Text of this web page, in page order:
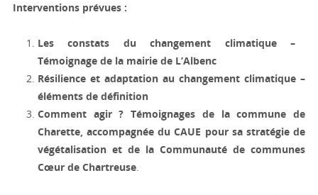
Interventions prévues :
Les constats du changement climatique –
Témoignage de la mairie de L’Albenc
Résilience et adaptation au changement climatique –
éléments de définition
Comment agir ? Témoignages de la commune de
Charette, accompagnée du CAUE pour sa stratégie de
végétalisation et de la Communauté de communes
Cœur de Chartreuse.